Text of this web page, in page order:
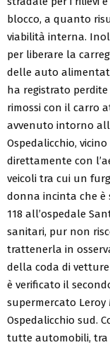
blocco, a quanto
viabilità interna.
per liberare la
delle auto
ha registrato perdite
rimossi con il carro
avvenuto intorno
Ospedalicchio,
direttamente con
veicoli tra cui un
donna incinta che
118 all’ospedale
sanitari, pur non
trattenerla in
della coda di
è verificato il
supermercato
Ospedalicchio sud.
tutte automobili,